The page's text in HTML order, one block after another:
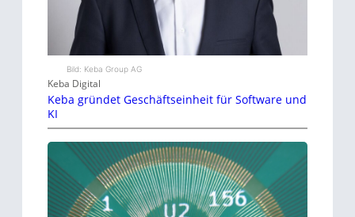
Bild: Keba Group AG
Keba Digital
Keba gründet Geschäftseinheit für Software und
KI